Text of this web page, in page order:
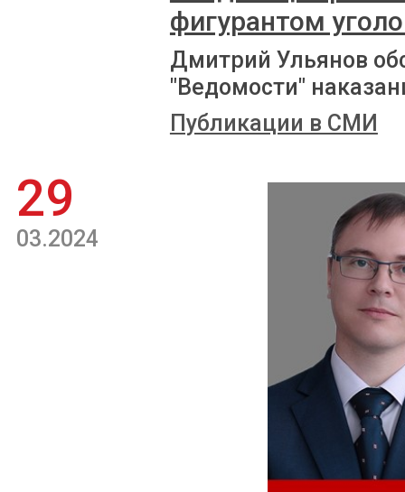
фигурантом
Дмитрий Ульянов
"Ведомости"
Публикации в СМИ
29
03.2024